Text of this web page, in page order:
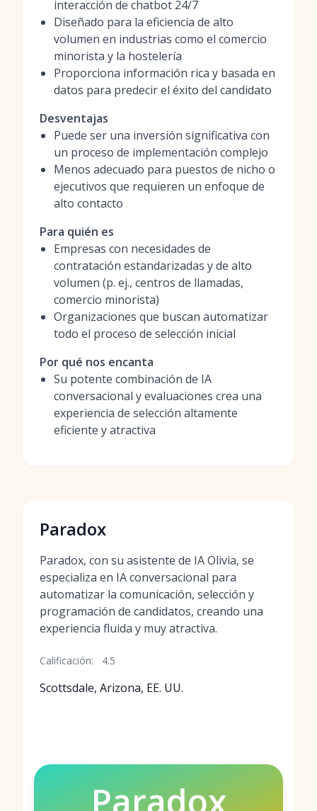
interacción de chatbot 24/7
Diseñado para la eficiencia de alto
volumen en industrias como el comercio
minorista y la hostelería
Proporciona información rica y basada en
datos para predecir el éxito del candidato
Desventajas
Puede ser una inversión significativa con
un proceso de implementación complejo
Menos adecuado para puestos de nicho o
ejecutivos que requieren un enfoque de
alto contacto
Para quién es
Empresas con necesidades de
contratación estandarizadas y de alto
volumen (p. ej., centros de llamadas,
comercio minorista)
Organizaciones que buscan automatizar
todo el proceso de selección inicial
Por qué nos encanta
Su potente combinación de IA
conversacional y evaluaciones crea una
experiencia de selección altamente
eficiente y atractiva
Paradox
Paradox, con su asistente de IA Olivia, se
especializa en IA conversacional para
automatizar la comunicación, selección y
programación de candidatos, creando una
experiencia fluida y muy atractiva.
Calificación: 4.5
Scottsdale, Arizona, EE. UU.
Paradox